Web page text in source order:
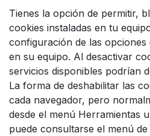
Tienes la opción de permitir,
cookies instaladas en tu
configuración de las opciones
en su equipo. Al desactivar
servicios disponibles podrían
La forma de deshabilitar las
cada navegador, pero
desde el menú Herramientas
puede consultarse el menú